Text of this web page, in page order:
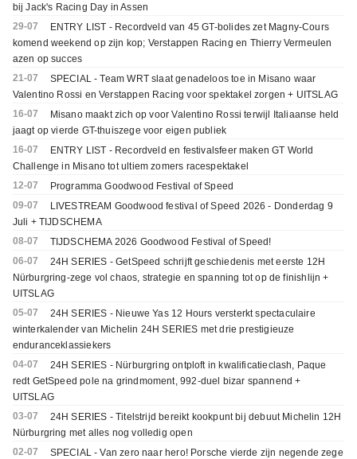
bij Jack's Racing Day in Assen
29-07
ENTRY LIST - Recordveld van 45 GT-bolides zet Magny-Cours
komend weekend op zijn kop; Verstappen Racing en Thierry Vermeulen
azen op succes
21-07
SPECIAL - Team WRT slaat genadeloos toe in Misano waar
Valentino Rossi en Verstappen Racing voor spektakel zorgen + UITSLAG
16-07
Misano maakt zich op voor Valentino Rossi terwijl Italiaanse held
jaagt op vierde GT-thuiszege voor eigen publiek
16-07
ENTRY LIST - Recordveld en festivalsfeer maken GT World
Challenge in Misano tot ultiem zomers racespektakel
12-07
Programma Goodwood Festival of Speed
09-07
LIVESTREAM Goodwood festival of Speed 2026 - Donderdag 9
Juli + TIJDSCHEMA
08-07
TIJDSCHEMA 2026 Goodwood Festival of Speed!
06-07
24H SERIES - GetSpeed schrijft geschiedenis met eerste 12H
Nürburgring-zege vol chaos, strategie en spanning tot op de finishlijn +
UITSLAG
05-07
24H SERIES - Nieuwe Yas 12 Hours versterkt spectaculaire
winterkalender van Michelin 24H SERIES met drie prestigieuze
enduranceklassiekers
04-07
24H SERIES - Nürburgring ontploft in kwalificatieclash, Paque
redt GetSpeed pole na grindmoment, 992-duel bizar spannend +
UITSLAG
03-07
24H SERIES - Titelstrijd bereikt kookpunt bij debuut Michelin 12H
Nürburgring met alles nog volledig open
02-07
SPECIAL - Van zero naar hero! Porsche vierde zijn negende zege